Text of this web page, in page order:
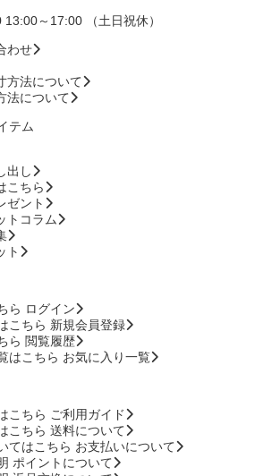
～17:00 （土日祝休）
わせ
方法について
法について
テム
出し
こちら
ゼント
トコラム
ト
ログイン
新規会員登録
閲覧履歴
お気に入り一覧
ご利用ガイド
送料について
お支払いについて
ポイントについて